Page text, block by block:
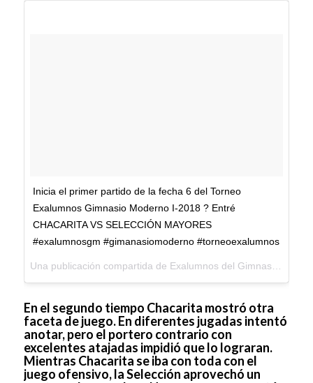
Inicia el primer partido de la fecha 6 del Torneo
Exalumnos Gimnasio Moderno I-2018 ? Entré
CHACARITA VS SELECCIÓN MAYORES
#exalumnosgm #gimanasiomoderno #torneoexalumnos
Una publicación compartida de Exalumnos del Gimnasio Moderno
En el segundo tiempo Chacarita mostró otra
faceta de juego. En diferentes jugadas intentó
anotar, pero el portero contrario con
excelentes atajadas impidió que lo lograran.
Mientras Chacarita se iba con toda con el
juego ofensivo, la Selección aprovechó un